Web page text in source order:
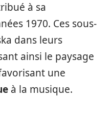
à sa
1970. Ces sous-
dans leurs
ainsi le paysage
une
à la musique.